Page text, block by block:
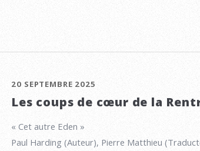
20 SEPTEMBRE 2025
Les coups de cœur de la
« Cet autre Eden »
Paul Harding (Auteur), Pierre Matthieu